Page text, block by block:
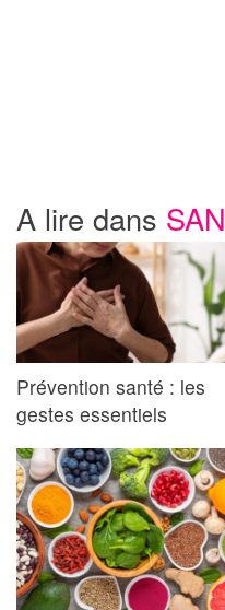
A lire dans
Prévention santé : les
gestes essentiels